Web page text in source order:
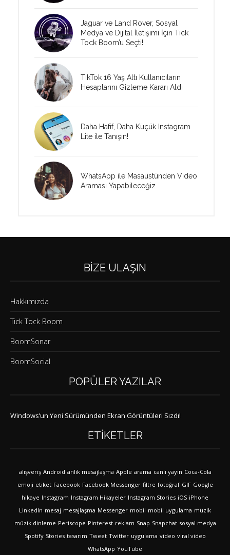
Jaguar ve Land Rover, Sosyal
Medya ve Dijital İletişimi İçin Tick
Tock Boom’u Seçti!
TikTok 16 Yaş Altı Kullanıcıların
Hesaplarını Gizleme Kararı Aldı
Daha Hafif, Daha Küçük Instagram
Lite ile Tanışın!
WhatsApp ile Masaüstünden Video
Araması Yapabileceğiz
BIZE ULAŞIN
Hakkımızda
Tick Tock Boom
BoomSonar
BoomSocial
POPÜLER YAZILAR
Windows’un Yeni Sürümünden Ekran Görüntüleri Sızdı!
ETIKETLER
alışveriş Android anlık mesajlaşma Apple arama canlı yayın Coca-Cola
emoji etiket Facebook Facebook Messenger filtre fotoğraf GIF Google
hikaye Instagram Instagram Hikayeler Instagram Stories iOS iPhone
LinkedIn mesaj mesajlaşma Messenger mobil mobil uygulama müzik
müzik dinleme Periscope Pinterest reklam Snap Snapchat sosyal medya
Spotify Stories tasarım Tweet Twitter uygulama video viral video
WhatsApp YouTube